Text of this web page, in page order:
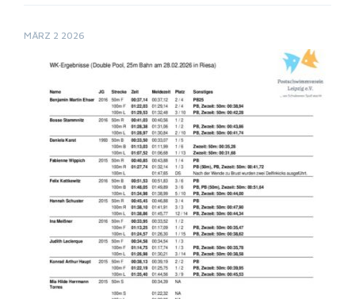
MÄRZ 2 2026